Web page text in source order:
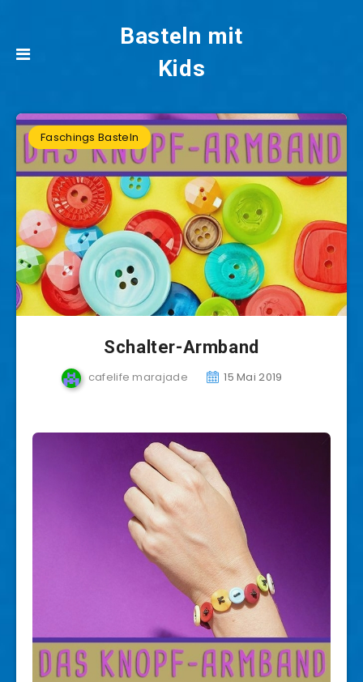
Basteln mit
Kids
Faschings Basteln
Schalter-Armband
cafelife marajade 15 Mai 2019